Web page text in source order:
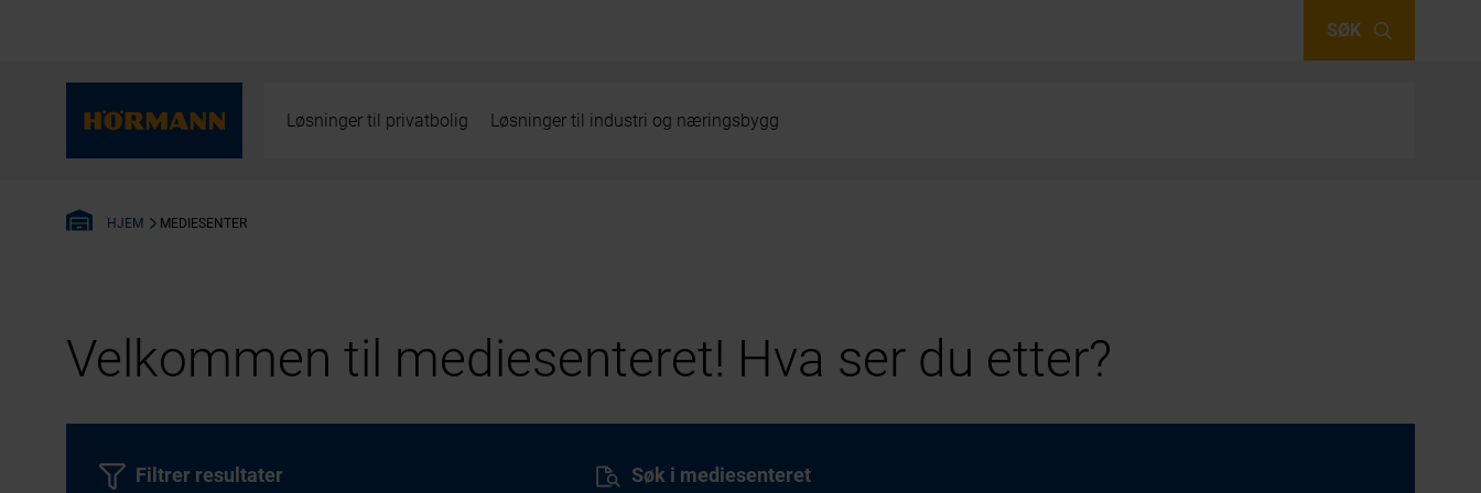
SØK
Løsninger til privatbolig Løsninger til industri og næringsbygg
HJEM MEDIESENTER
Velkommen til mediesenteret! Hva ser du etter?
Søk i mediesenteret
Filtrer resultater